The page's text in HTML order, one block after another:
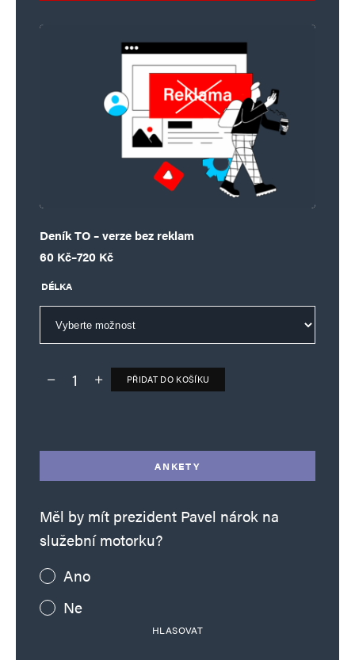
Deník TO – verze bez reklam
60 Kč–720 Kč
Rozpětí cen: 60 Kč až 720 Kč
DÉLKA
Deník TO – verze bez reklam množství
PŘIDAT DO KOŠÍKU
ANKETY
Měl by mít prezident Pavel nárok na
služební motorku?
Ano
Ne
HLASOVAT